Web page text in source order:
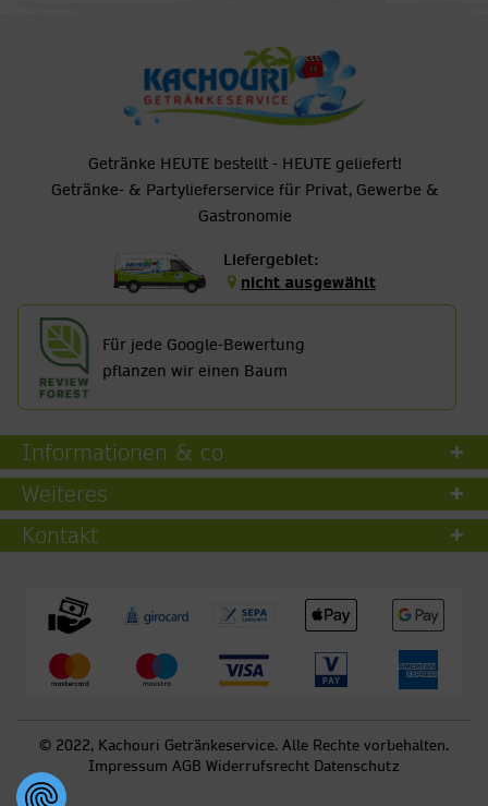
Getränke HEUTE bestellt - HEUTE geliefert!
Getränke- & Partylieferservice für Privat, Gewerbe &
Gastronomie
Liefergebiet:
nicht ausgewählt
Für jede Google-Bewertung
pflanzen wir einen Baum
Informationen & co
Weiteres
Kontakt
© 2022, Kachouri Getränkeservice. Alle Rechte vorbehalten.
Impressum AGB Widerrufsrecht Datenschutz